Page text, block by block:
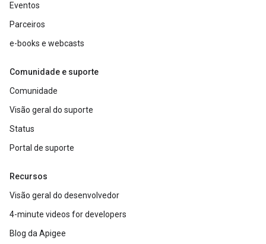
Eventos
Parceiros
e-books e webcasts
Comunidade e suporte
Comunidade
Visão geral do suporte
Status
Portal de suporte
Recursos
Visão geral do desenvolvedor
4-minute videos for developers
Blog da Apigee